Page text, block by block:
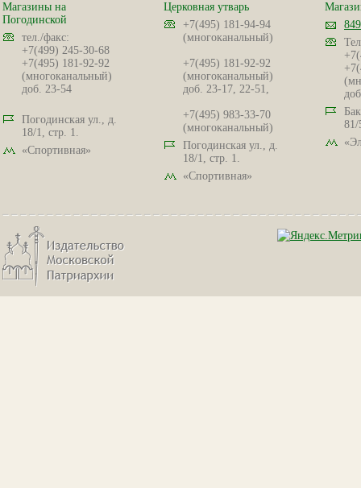
Магазины на
Погодинской
тел./факс:
+7(499) 245-30-68
+7(495) 181-92-92
(многоканальный)
доб. 23-54
Погодинская ул., д.
18/1, стр. 1.
«Спортивная»
Церковная утварь
+7(495) 181-94-94
(многоканальный)
+7(495) 181-92-92
(многоканальный)
доб. 23-17, 22-51,
+7(495) 983-33-70
(многоканальный)
Погодинская ул., д.
18/1, стр. 1.
«Спортивная»
81/